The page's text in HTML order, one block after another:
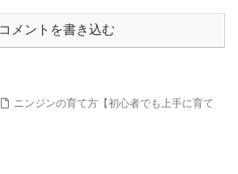
コメントを書き込む
ニンジンの育て方【初心者でも上手に育て